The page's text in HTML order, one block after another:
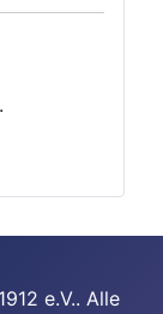
e.V.. Alle